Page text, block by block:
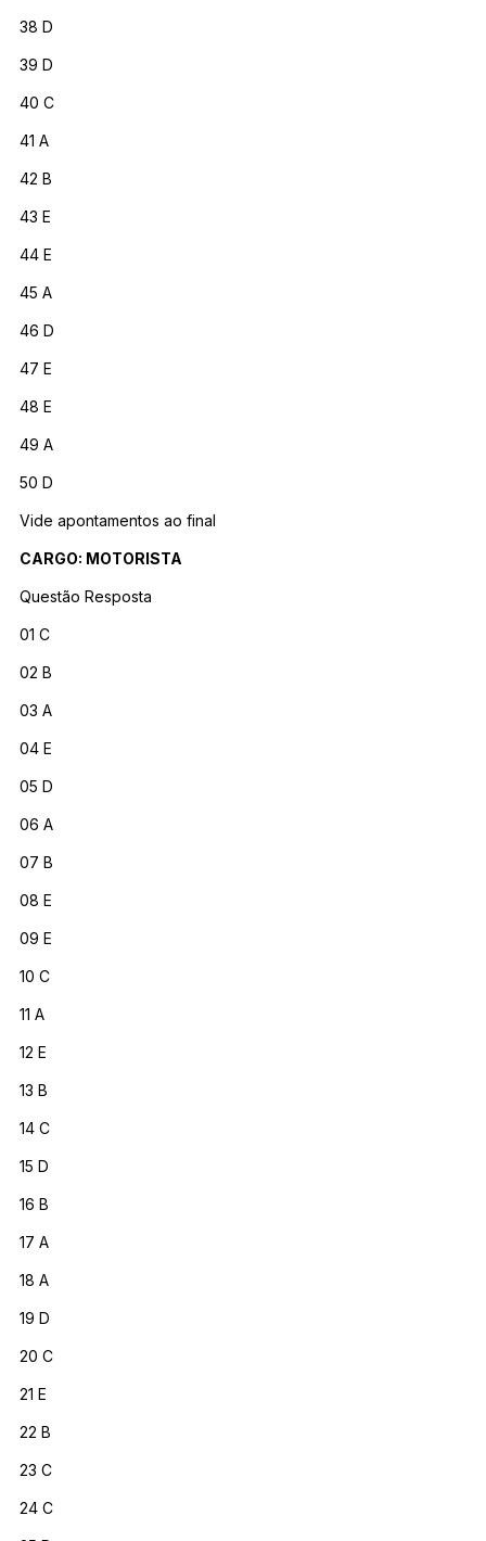
38 D
39 D
40 C
41 A
42 B
43 E
44 E
45 A
46 D
47 E
48 E
49 A
50 D
Vide apontamentos ao final
CARGO: MOTORISTA
Questão Resposta
01 C
02 B
03 A
04 E
05 D
06 A
07 B
08 E
09 E
10 C
11 A
12 E
13 B
14 C
15 D
16 B
17 A
18 A
19 D
20 C
21 E
22 B
23 C
24 C